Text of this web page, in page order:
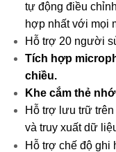
tự động điều
hợp nhất với mọi
Hỗ trợ 20 người
Tích hợp
chiều.
Khe cắm thẻ
Hỗ trợ lưu trữ
và truy xuất dữ
Hỗ trợ chế độ ghi